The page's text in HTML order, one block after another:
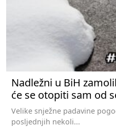
Nadležni u BiH
će se otopiti sam od
Velike snježne padavine
posljednjih nekoli...